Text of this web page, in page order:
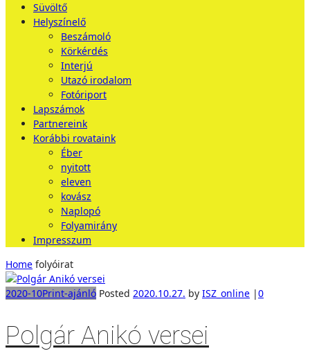
Süvöltő
Helyszínelő
Beszámoló
Körkérdés
Interjú
Utazó irodalom
Fotóriport
Lapszámok
Partnereink
Korábbi rovataink
Éber
nyitott
eleven
kovász
Naplopó
Folyamirány
Impresszum
Home folyóirat
2020-10Print-ajánló Posted 2020.10.27. by ISZ_online |0
Polgár Anikó versei